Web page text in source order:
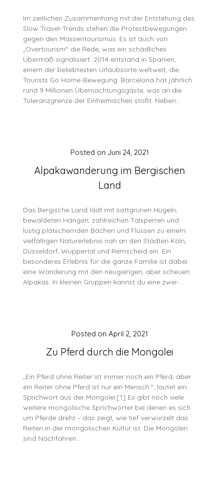
Im zeitlichen Zusammenhang mit der Entstehung des
Slow Travel-Trends stehen die Protestbewegungen
gegen den Massentourismus. Es ist auch von
„Overtourism“ die Rede, was ein schädliches
Übermaß signalisiert. 2014 entstand in Spanien,
einem der beliebtesten Urlaubsorte weltweit, die
Tourists Go Home-Bewegung. Barcelona hat jährlich
rund 9 Millionen Übernachtungsgäste, was an die
Toleranzgrenze der Einheimischen stößt. Neben…
Alpakawanderung im Bergischen
Land
Posted on Juni 24, 2021
Das Bergische Land lädt mit sattgrünen Hügeln,
bewaldeten Hängen, zahlreichen Talsperren und
lustig plätschernden Bächen und Flüssen zu einem
vielfältigen Naturerlebnis nah an den Städten Köln,
Düsseldorf, Wuppertal und Remscheid ein. Ein
besonderes Erlebnis für die ganze Familie ist dabei
eine Wanderung mit den neugierigen, aber scheuen
Alpakas. In kleinen Gruppen kannst du eine zwei-…
Zu Pferd durch die Mongolei
Posted on April 2, 2021
„Ein Pferd ohne Reiter ist immer noch ein Pferd, aber
ein Reiter ohne Pferd ist nur ein Mensch.“, lautet ein
Sprichwort aus der Mongolei.[1] Es gibt noch viele
weitere mongolische Sprichwörter bei denen es sich
um Pferde dreht – das zeigt, wie tief verwurzelt das
Reiten in der mongolischen Kultur ist. Die Mongolen
sind Nachfahren…